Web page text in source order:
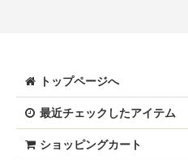
トップページへ
最近チェックしたアイテム
ショッピングカート